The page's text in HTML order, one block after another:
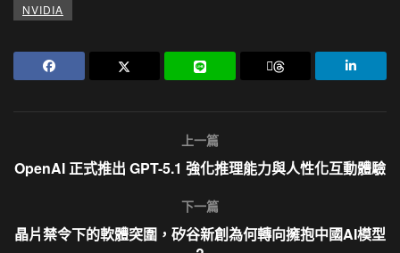
NVIDIA
上一篇
OpenAI 正式推出 GPT-5.1 強化推理能力與人性化互動體驗
下一篇
晶片禁令下的軟體突圍，矽谷新創為何轉向擁抱中國AI模型